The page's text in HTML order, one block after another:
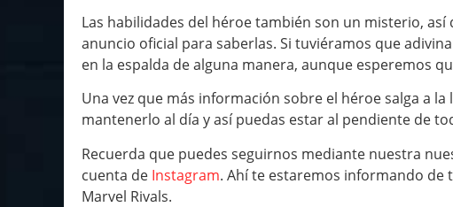
Las habilidades del héroe también son un misterio,
anuncio oficial para saberlas. Si tuviéramos que
en la espalda de alguna manera, aunque esperemos
Una vez que más información sobre el héroe salga a
mantenerlo al día y así puedas estar al pendiente de
Recuerda que puedes seguirnos mediante nuestra
cuenta de Instagram. Ahí te estaremos informando de
Marvel Rivals.